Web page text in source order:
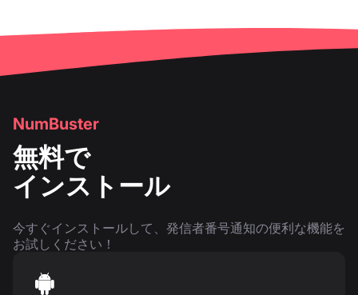
NumBuster
無料で
インストール
今すぐインストールして、発信者番号通知の便利な機能を
お試しください！